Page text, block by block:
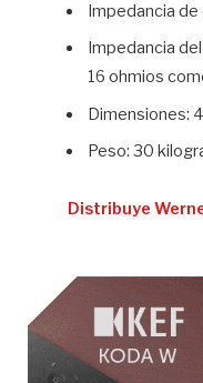
Impedancia de
Impedancia
16 ohmios
Dimensiones:
Peso: 30
Distribuye